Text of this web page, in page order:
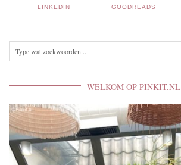
LINKEDIN GOODREADS
WELKOM OP PINKIT.NL